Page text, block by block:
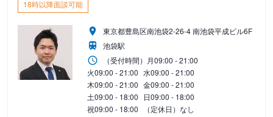
18時以降面談可能
東京都豊島区南池袋2-26-4 南池袋平成ビル6F
池袋駅
（受付時間） 月09:00 - 21:00
火09:00 - 21:00 水09:00 - 21:00
木09:00 - 21:00 金09:00 - 21:00
土09:00 - 18:00 日09:00 - 18:00
祝09:00 - 18:00 （定休日）なし